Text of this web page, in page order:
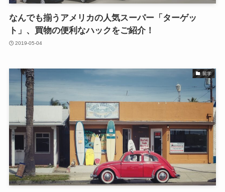
なんでも揃うアメリカの人気スーパー「ターゲッ
ト」、買物の便利なハックをご紹介！
2019-05-04
留学